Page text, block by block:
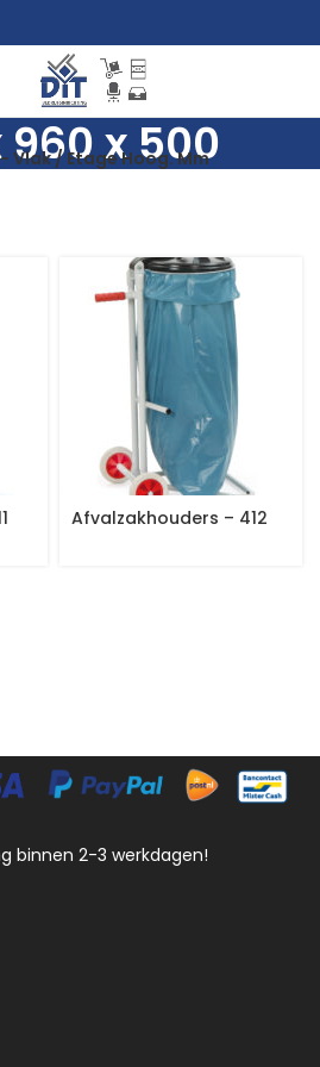
x 500
Vlak / Etage Hoog. Mm
Afvalzakhouders – 412
binnen 2-3 werkdagen!